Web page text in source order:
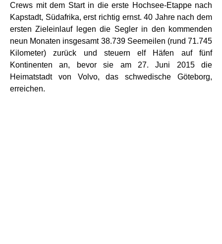
Crews mit dem Start in die erste Hochsee-Etappe nach
Kapstadt, Südafrika, erst richtig ernst. 40 Jahre nach dem
ersten Zieleinlauf legen die Segler in den kommenden
neun Monaten insgesamt 38.739 Seemeilen (rund 71.745
Kilometer) zurück und steuern elf Häfen auf fünf
Kontinenten an, bevor sie am 27. Juni 2015 die
Heimatstadt von Volvo, das schwedische Göteborg,
erreichen.